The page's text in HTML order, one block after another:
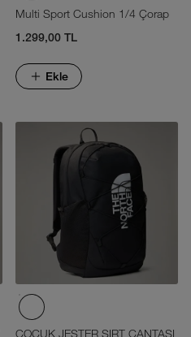
Multi Sport Cushion 1/4 Çorap
1.299,00 TL
Ekle
ÇOCUK JESTER SIRT ÇANTASI